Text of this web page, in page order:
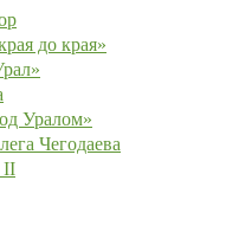
до края»
Уралом»
Чегодаева
II